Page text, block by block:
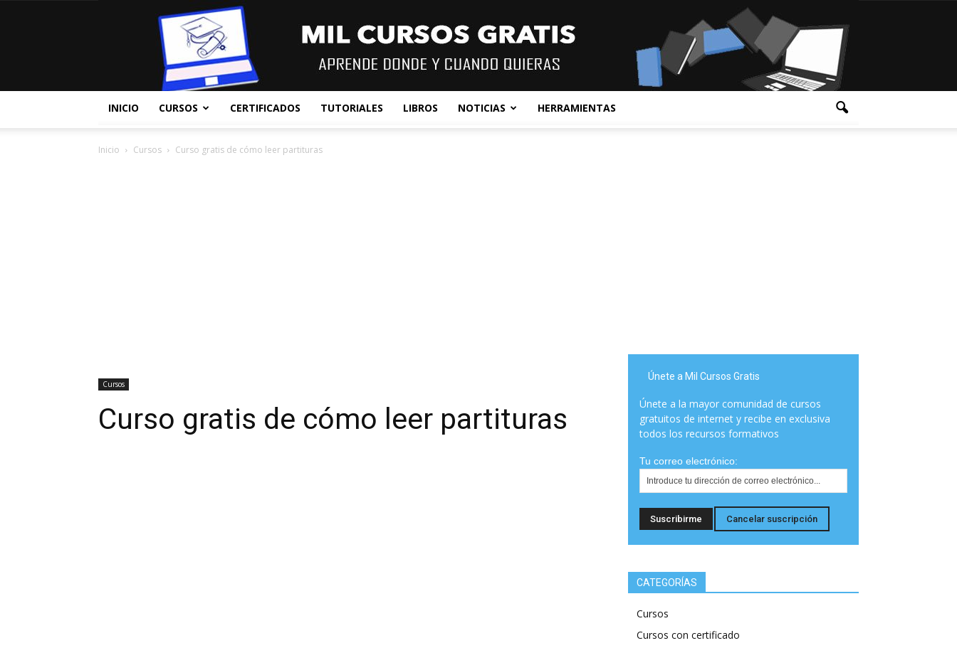
INICIO CURSOS CERTIFICADOS TUTORIALES LIBROS NOTICIAS HERRAMIENTAS
Inicio Cursos Curso gratis de cómo leer partituras
Cursos
Curso gratis de cómo leer partituras
Únete a Mil Cursos Gratis
Únete a la mayor comunidad de cursos
gratuitos de internet y recibe en exclusiva
todos los recursos formativos
Tu correo electrónico:
CATEGORÍAS
Cursos
Cursos con certificado